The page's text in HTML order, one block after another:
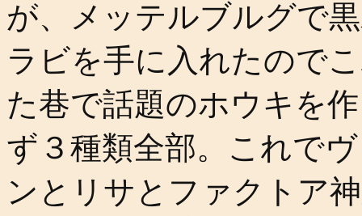
が、メッテルブルグで
ラビを手に入れたので
た巷で話題のホウキを
ず３種類全部。これで
ンとリサとファクトア